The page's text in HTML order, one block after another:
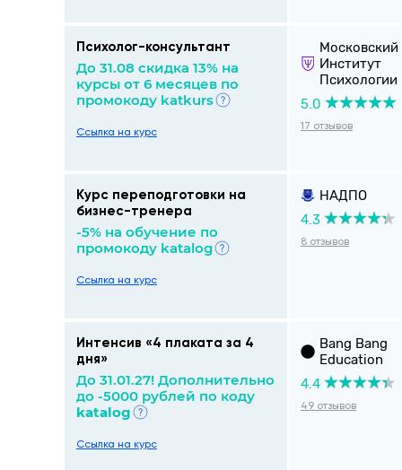
Психолог-консультант
До 31.08 скидка 13% на
курсы от 6 месяцев по
промокоду katkurs
Ссылка на курс
Московский
Институт
Психологии
5.0
17 отзывов
Курс переподготовки на
бизнес-тренера
-5% на обучение по
промокоду katalog
Ссылка на курс
НАДПО
4.3
8 отзывов
Интенсив «4 плаката за 4
дня»
До 31.01.27! Дополнительно
до -5000 рублей по коду
katalog
Ссылка на курс
Bang Bang
Education
4.4
49 отзывов